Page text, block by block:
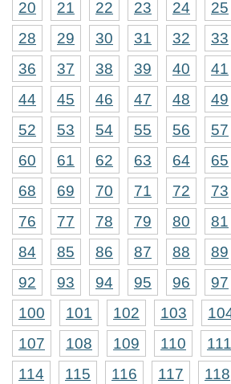
20 21 22 23 24 25
28
29 30 31 32 33
36
37 38 39 40 41
44
45 46 47 48 49
52
53 54 55 56 57
60
61 62 63 64 65
68
69 70 71 72 73
76
77 78 79 80 81
84
85 86 87 88 89
92
93 94 95 96 97
100
101 102 103
107
108 109 110 111
114
115 116 117 118